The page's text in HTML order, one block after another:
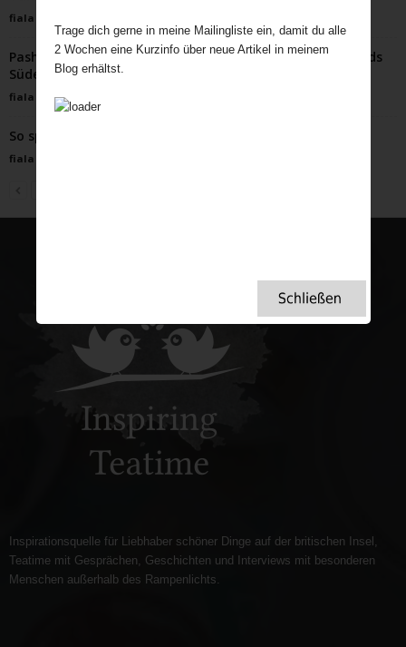
fiala
Pashley Manor Gardens – Ein verstecktes Juwel in Englands
Süden
fiala Mai 10, 2025
So spannend kann ein Tee Aufguss sein
fiala
Inspirationsquelle für Liebhaber schöner Dinge auf der britischen Insel,
Teatime mit Gesprächen, Geschichten und Interviews mit besonderen
Menschen außerhalb des Rampenlichts.
Trage dich gerne in meine Mailingliste ein, damit du alle
2 Wochen eine Kurzinfo über neue Artikel in meinem
Blog erhältst.